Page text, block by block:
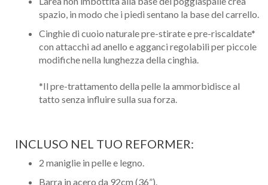
Nome
spazio, in modo che i piedi sentano la base del carrello.
Cinghie di cuoio naturale pre-stirate e pre-riscaldate*
con attacchi ad anello e agganci regolabili per piccole
modifiche nella lunghezza della cinghia.
*Il pre-trattamento della pelle la ammorbidisce al
tatto senza influire sulla sua forza.
INCLUSO NEL TUO REFORMER:
2 maniglie in pelle e legno.
Barra in acero da 92cm (36”).